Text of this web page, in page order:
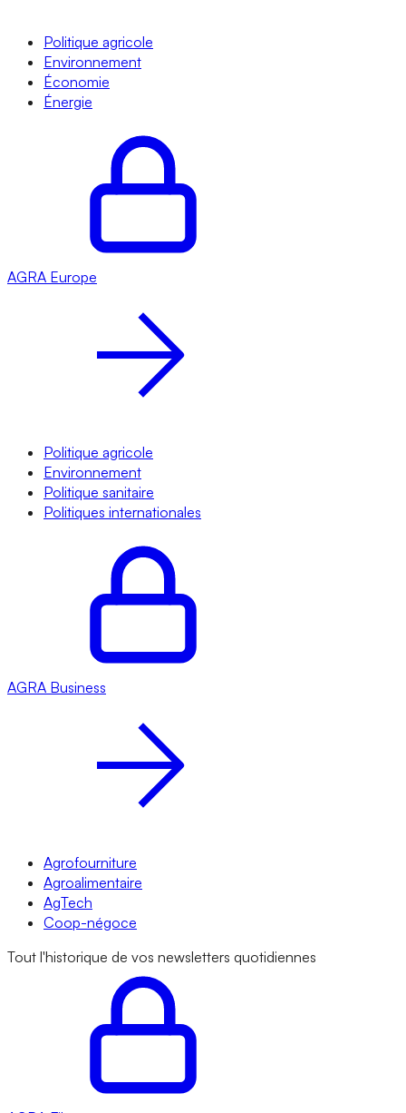
Politique agricole
Environnement
Économie
Énergie
AGRA Europe
Politique agricole
Environnement
Politique sanitaire
Politiques internationales
AGRA Business
Agrofourniture
Agroalimentaire
AgTech
Coop-négoce
Tout l'historique de vos newsletters quotidiennes